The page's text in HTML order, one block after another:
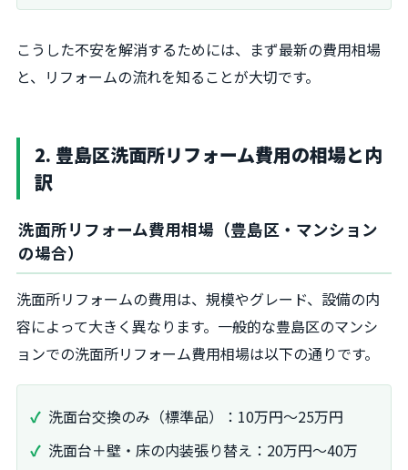
こうした不安を解消するためには、まず最新の費用相場
と、リフォームの流れを知ることが大切です。
2. 豊島区洗面所リフォーム費用の相場と内
訳
洗面所リフォーム費用相場（豊島区・マンション
の場合）
洗面所リフォームの費用は、規模やグレード、設備の内
容によって大きく異なります。一般的な豊島区のマンシ
ョンでの洗面所リフォーム費用相場は以下の通りです。
洗面台交換のみ（標準品）：10万円～25万円
洗面台＋壁・床の内装張り替え：20万円～40万